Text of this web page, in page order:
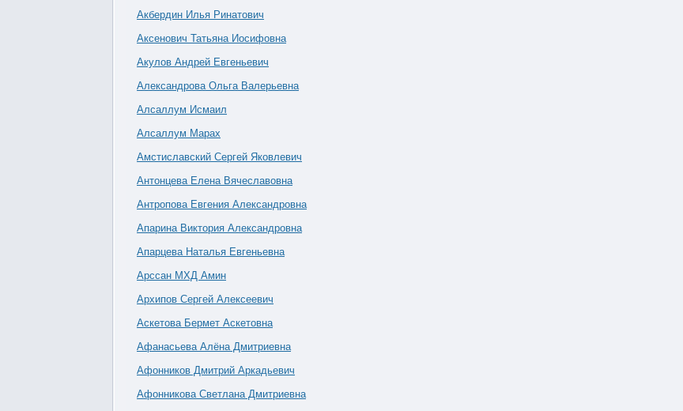
Акбердин Илья Ринатович
Аксенович Татьяна Иосифовна
Акулов Андрей Евгеньевич
Александрова Ольга Валерьевна
Алсаллум Исмаил
Алсаллум Марах
Амстиславский Сергей Яковлевич
Антонцева Елена Вячеславовна
Антропова Евгения Александровна
Апарина Виктория Александровна
Апарцева Наталья Евгеньевна
Арссан МХД Амин
Архипов Сергей Алексеевич
Аскетова Бермет Аскетовна
Афанасьева Алёна Дмитриевна
Афонников Дмитрий Аркадьевич
Афонникова Светлана Дмитриевна